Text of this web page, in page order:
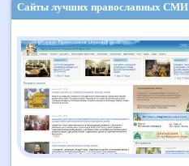
Сайты лучших православных СМИ